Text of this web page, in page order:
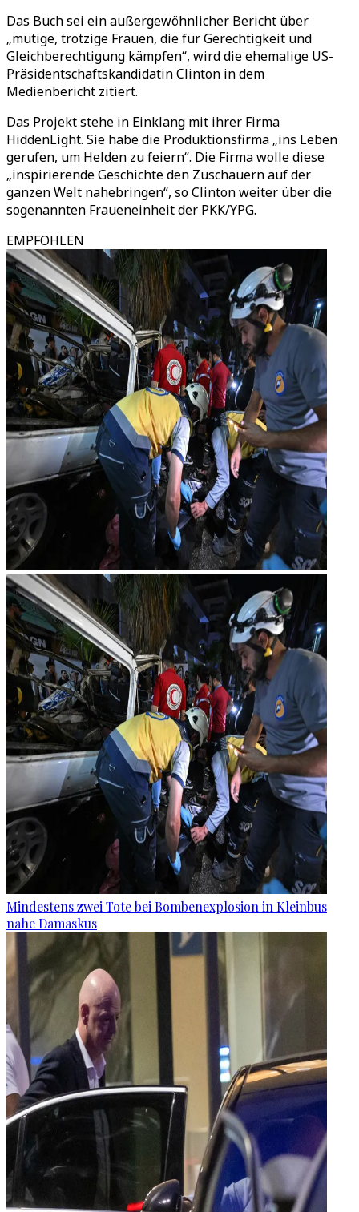
Das Buch sei ein außergewöhnlicher Bericht über
„mutige, trotzige Frauen, die für Gerechtigkeit und
Gleichberechtigung kämpfen“, wird die ehemalige US-
Präsidentschaftskandidatin Clinton in dem
Medienbericht zitiert.
Das Projekt stehe in Einklang mit ihrer Firma
HiddenLight. Sie habe die Produktionsfirma „ins Leben
gerufen, um Helden zu feiern“. Die Firma wolle diese
„inspirierende Geschichte den Zuschauern auf der
ganzen Welt nahebringen“, so Clinton weiter über die
sogenannten Fraueneinheit der PKK/YPG.
EMPFOHLEN
Mindestens zwei Tote bei Bombenexplosion in Kleinbus
nahe Damaskus